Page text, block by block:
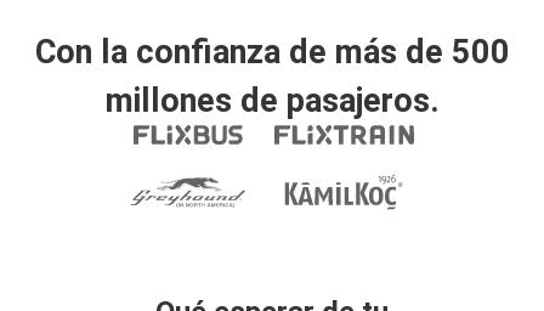
Con la confianza de más de 500
millones de pasajeros.